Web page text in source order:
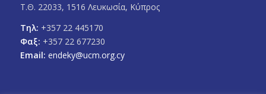
Τ.Θ. 22033, 1516 Λευκωσία, Κύπρος
Τηλ: +357 22 445170
Φαξ: +357 22 677230
Email: endeky@ucm.org.cy